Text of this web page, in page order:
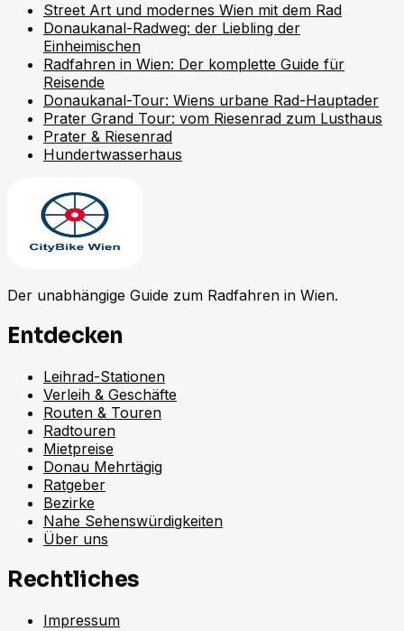
Street Art und modernes Wien mit dem Rad
Donaukanal-Radweg: der Liebling der
Einheimischen
Radfahren in Wien: Der komplette Guide für
Reisende
Donaukanal-Tour: Wiens urbane Rad-Hauptader
Prater Grand Tour: vom Riesenrad zum Lusthaus
Prater & Riesenrad
Hundertwasserhaus
Der unabhängige Guide zum Radfahren in Wien.
Entdecken
Leihrad-Stationen
Verleih & Geschäfte
Routen & Touren
Radtouren
Mietpreise
Donau Mehrtägig
Ratgeber
Bezirke
Nahe Sehenswürdigkeiten
Über uns
Rechtliches
Impressum